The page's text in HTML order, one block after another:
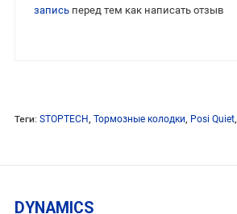
записьперед тем как написать отзыв
Теги: STOPTECH, Тормозные колодки, Posi Quiet,
DYNAMICS